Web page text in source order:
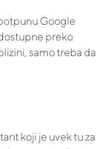
Google
preko
samo treba da
koji je uvek tu za